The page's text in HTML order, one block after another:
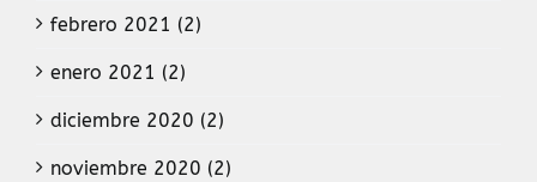
febrero 2021 (2)
enero 2021 (2)
diciembre 2020 (2)
noviembre 2020 (2)